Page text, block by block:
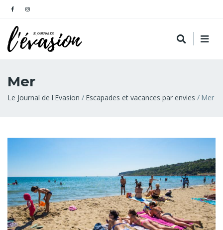
Mer
Fil
Le Journal de l'Evasion Escapades et vacances par envies Mer